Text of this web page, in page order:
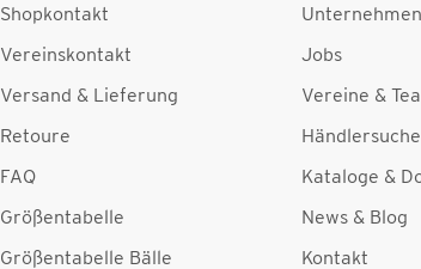
Shopkontakt
Vereinskontakt
Versand & Lieferung
Retoure
FAQ
Größentabelle
Größentabelle Bälle
Unternehmen
Jobs
Vereine &
Händlersuche
Kataloge &
News & Blog
Kontakt